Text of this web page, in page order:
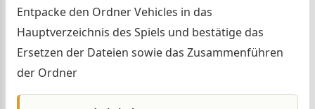
Entpacke den Ordner Vehicles in das
Hauptverzeichnis des Spiels und bestätige das
Ersetzen der Dateien sowie das Zusammenführen
der Ordner